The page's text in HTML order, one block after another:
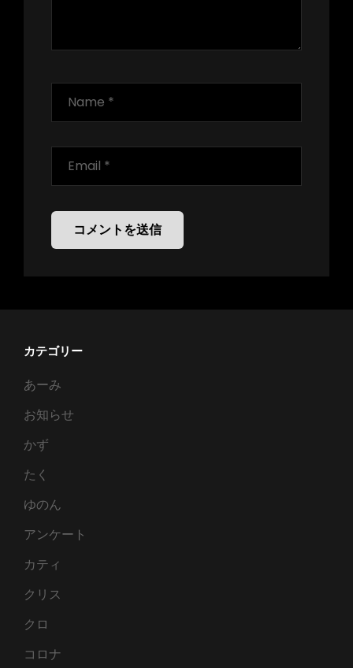
カテゴリー
あーみ
お知らせ
かず
たく
ゆのん
アンケート
カティ
クリス
クロ
コロナ